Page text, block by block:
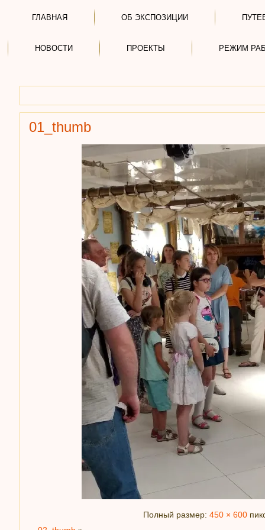
ГЛАВНАЯ ОБ ЭКСПОЗИЦИИ
НОВОСТИ ПРОЕКТЫ РЕЖИМ
01_thumb
Полный размер: 450 × 600